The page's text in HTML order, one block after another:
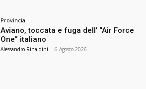
Provincia
Aviano, toccata e fuga dell’ “Air Force
One” italiano
Alessandro Rinaldini - 6 Agosto 2026